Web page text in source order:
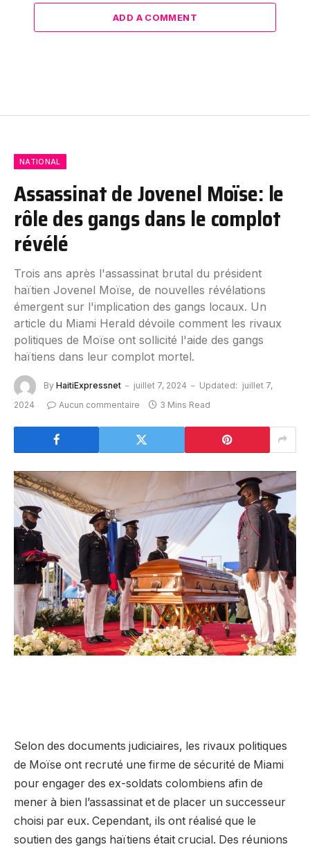
ADD A COMMENT
NATIONAL
Assassinat de Jovenel Moïse: le
rôle des gangs dans le complot
révélé
Trois ans après l'assassinat brutal du président
haïtien Jovenel Moïse, de nouvelles révélations
émergent sur l'implication des gangs locaux. Un
article du Miami Herald dévoile comment les rivaux
politiques de Moïse ont sollicité l'aide des gangs
haïtiens dans leur complot mortel.
By HaitiExpressnet juillet 7, 2024 Updated: juillet 7,
2024
Aucun commentaire 3 Mins Read
Selon des documents judiciaires, les rivaux politiques
de Moïse ont recruté une firme de sécurité de Miami
pour engager des ex-soldats colombiens afin de
mener à bien l’assassinat et de placer un successeur
choisi par eux. Cependant, ils ont réalisé que le
soutien des gangs haïtiens était crucial. Des réunions